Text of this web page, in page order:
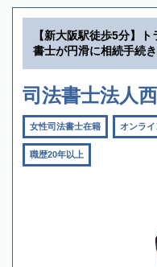
【新大阪駅徒歩5分】
書士が円滑に相続手続
司法書士法人
女性司法書士在籍 オンラ
職歴20年以上